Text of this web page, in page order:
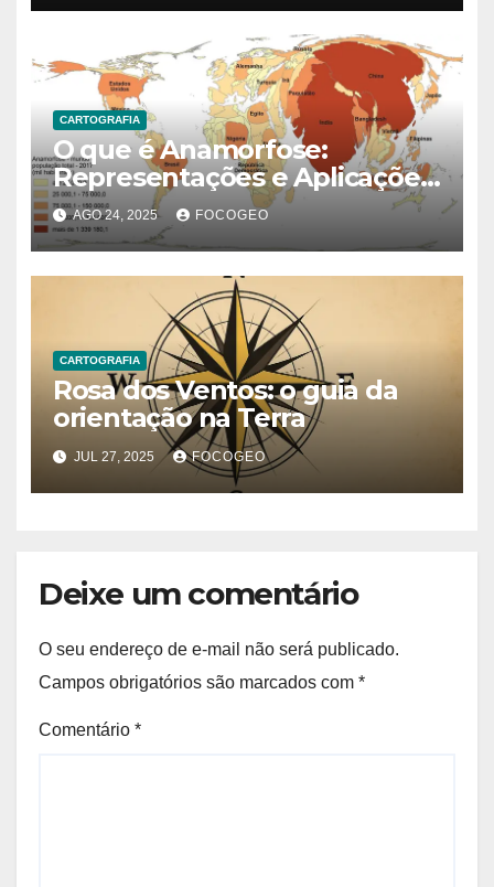
CARTOGRAFIA
O que é Anamorfose:
Representações e Aplicações
na Geografia
AGO 24, 2025 FOCOGEO
CARTOGRAFIA
Rosa dos Ventos: o guia da
orientação na Terra
JUL 27, 2025 FOCOGEO
Deixe um comentário
O seu endereço de e-mail não será publicado.
Campos obrigatórios são marcados com *
Comentário *